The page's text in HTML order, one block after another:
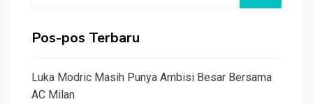
Pos-pos Terbaru
Luka Modric Masih Punya Ambisi Besar Bersama
AC Milan